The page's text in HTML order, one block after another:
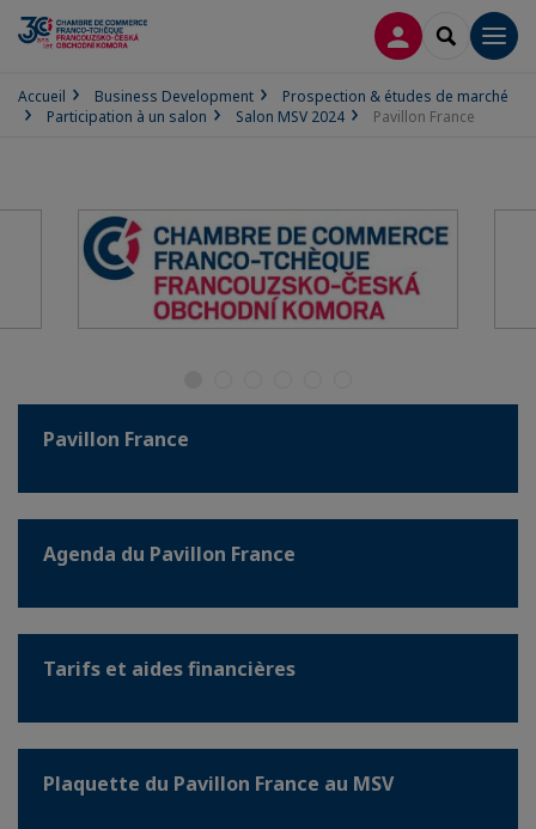
CONNEXION
Accueil Business Development
Prospection & études de marché
Participation à un salon
Salon MSV 2024 Pavillon France
Pavillon France
Agenda du Pavillon France
Tarifs et aides financières
Plaquette du Pavillon France au MSV